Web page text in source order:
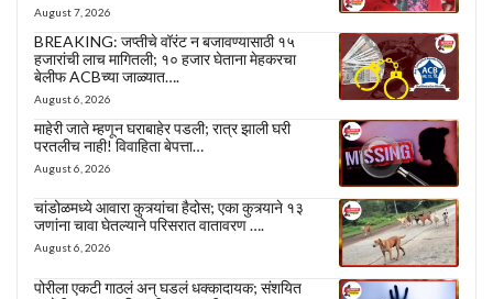
August 7, 2026
BREAKING: जप्तीचे वॉरंट न बजावण्यासाठी १५
हजारांची लाच मागितली; १० हजार घेताना मेहकरचा
बेलीफ ACBच्या जाळ्यात….
August 6, 2026
माहेरी जाते म्हणून घराबाहेर पडली; रात्र झाली घरी
परतलीच नाही! विवाहिता बेपत्ता…
August 6, 2026
चांडोळमध्ये आवारा कुत्र्यांचा हैदोस; एका कुत्र्याने १३
जणांना चावा घेतल्याने परिसरात वातावरण ….
August 6, 2026
पोरीला एकटी गाठलं अन् घडलं धक्कादायक; संशयित